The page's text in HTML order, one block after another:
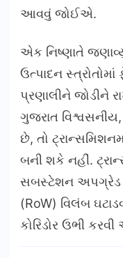
આવવું જોઈએ.
એક નિષ્ણાતે
ઉત્પાદન
પ્રણાલીને જોડીને
ગુજરાત
છે, તો
બની શકે નહીં.
સબસ્ટેશન અપગ્રેડ
(RoW) વિલંબ
કોરિડોર ઉભી